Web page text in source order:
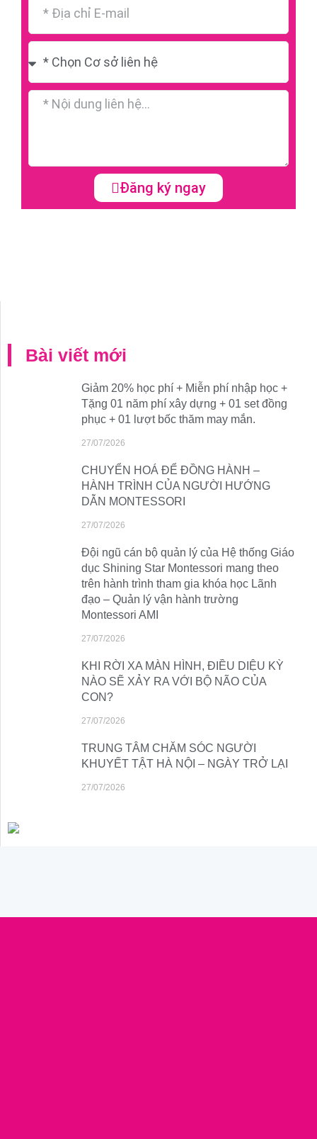
Bài viết mới
Giảm 20% học phí + Miễn phí nhập học +
Tặng 01 năm phí xây dựng + 01 set đồng
phục + 01 lượt bốc thăm may mắn.
27/07/2026
CHUYỂN HOÁ ĐỂ ĐỒNG HÀNH –
HÀNH TRÌNH CỦA NGƯỜI HƯỚNG
DẪN MONTESSORI
27/07/2026
Đội ngũ cán bộ quản lý của Hệ thống Giáo
dục Shining Star Montessori mang theo
trên hành trình tham gia khóa học Lãnh
đạo – Quản lý vận hành trường
Montessori AMI
27/07/2026
KHI RỜI XA MÀN HÌNH, ĐIỀU DIỆU KỲ
NÀO SẼ XẢY RA VỚI BỘ NÃO CỦA
CON?
27/07/2026
TRUNG TÂM CHĂM SÓC NGƯỜI
KHUYẾT TẬT HÀ NỘI – NGÀY TRỞ LẠI
27/07/2026
Đăng ký ngay